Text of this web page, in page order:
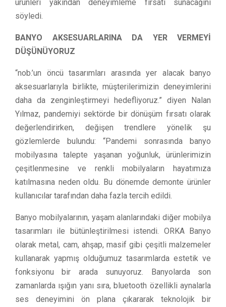
ürünleri yakından deneyimleme fırsatı sunacağını
söyledi.
BANYO AKSESUARLARINA DA YER VERMEYİ
DÜŞÜNÜYORUZ
“nob.’un öncü tasarımları arasında yer alacak banyo
aksesuarlarıyla birlikte, müşterilerimizin deneyimlerini
daha da zenginleştirmeyi hedefliyoruz.” diyen Nalan
Yılmaz, pandemiyi sektörde bir dönüşüm fırsatı olarak
değerlendirirken, değişen trendlere yönelik şu
gözlemlerde bulundu: “Pandemi sonrasında banyo
mobilyasına talepte yaşanan yoğunluk, ürünlerimizin
çeşitlenmesine ve renkli mobilyaların hayatımıza
katılmasına neden oldu. Bu dönemde demonte ürünler
kullanıcılar tarafından daha fazla tercih edildi.
Banyo mobilyalarının, yaşam alanlarındaki diğer mobilya
tasarımları ile bütünleştirilmesi istendi. ORKA Banyo
olarak metal, cam, ahşap, masif gibi çeşitli malzemeler
kullanarak yapmış olduğumuz tasarımlarda estetik ve
fonksiyonu bir arada sunuyoruz. Banyolarda son
zamanlarda ışığın yanı sıra, bluetooth özellikli aynalarla
ses deneyimini ön plana çıkararak teknolojik bir